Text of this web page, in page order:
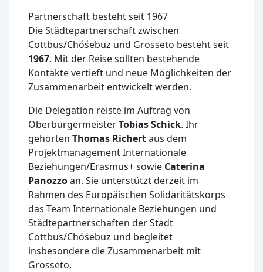
Partnerschaft besteht seit 1967
Die Städtepartnerschaft zwischen
Cottbus/Chóśebuz und Grosseto besteht seit
1967. Mit der Reise sollten bestehende
Kontakte vertieft und neue Möglichkeiten der
Zusammenarbeit entwickelt werden.
Die Delegation reiste im Auftrag von
OberbürgermeisterTobias Schick. Ihr
gehörten Thomas Richertaus dem
Projektmanagement Internationale
Beziehungen/Erasmus+ sowie Caterina
Panozzoan. Sie unterstützt derzeit im
Rahmen des Europäischen Solidaritätskorps
das Team Internationale Beziehungen und
Städtepartnerschaften der Stadt
Cottbus/Chóśebuz und begleitet
insbesondere die Zusammenarbeit mit
Grosseto.